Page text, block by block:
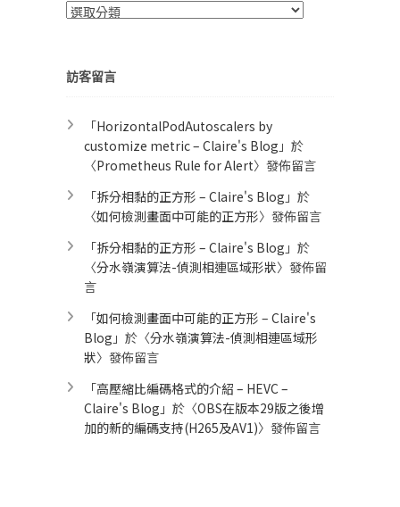
分
訪客留言
「HorizontalPodAutoscalers by
customize metric – Claire's Blog 」於
〈Prometheus Rule for Alert​〉發佈留言
「拆分相黏的正方形 – Claire's Blog 」於
〈如何檢測畫面中可能的正方形〉發佈留言
「拆分相黏的正方形 – Claire's Blog 」於
〈分水嶺演算法-偵測相連區域形狀〉發佈留
言
「如何檢測畫面中可能的正方形 – Claire's
Blog 」於〈分水嶺演算法-偵測相連區域形
狀〉發佈留言
「高壓縮比編碼格式的介紹 – HEVC –
Claire's Blog 」於〈OBS在版本29版之後增
加的新的編碼支持(H265及AV1)〉發佈留言